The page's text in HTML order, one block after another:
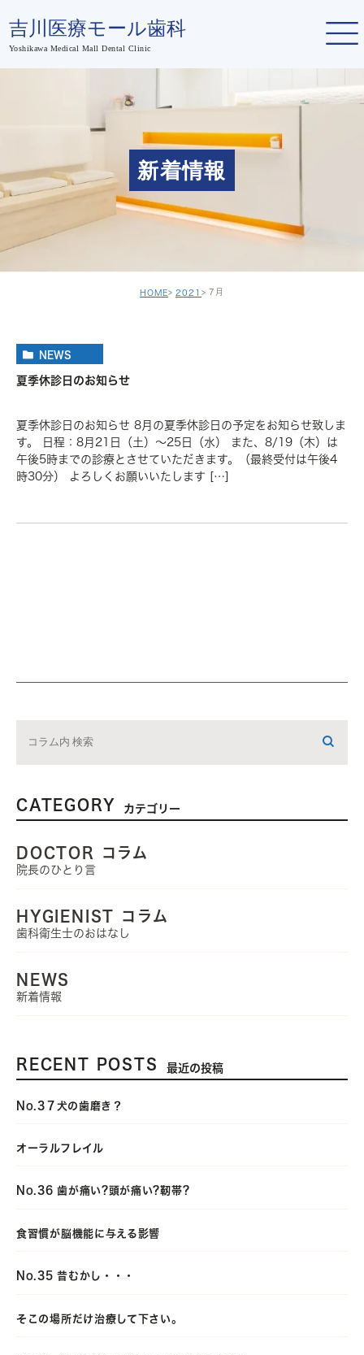
新着情報
HOME 2021 7月
NEWS
夏季休診日のお知らせ
夏季休診日のお知らせ 8月の夏季休診日の予定をお知らせ致しま
す。 日程：8月21日（土）～25日（水） また、8/19（木）は
午後5時までの診療とさせていただきます。（最終受付は午後4
時30分） よろしくお願いいたします […]
CATEGORY カテゴリー
DOCTOR コラム
院長のひとり言
HYGIENIST コラム
歯科衛生士のおはなし
NEWS
新着情報
RECENT POSTS 最近の投稿
No.3７犬の歯磨き？
オーラルフレイル
No.36 歯が痛い?頭が痛い?靭帯?
食習慣が脳機能に与える影響
No.35 昔むかし・・・
そこの場所だけ治療して下さい。